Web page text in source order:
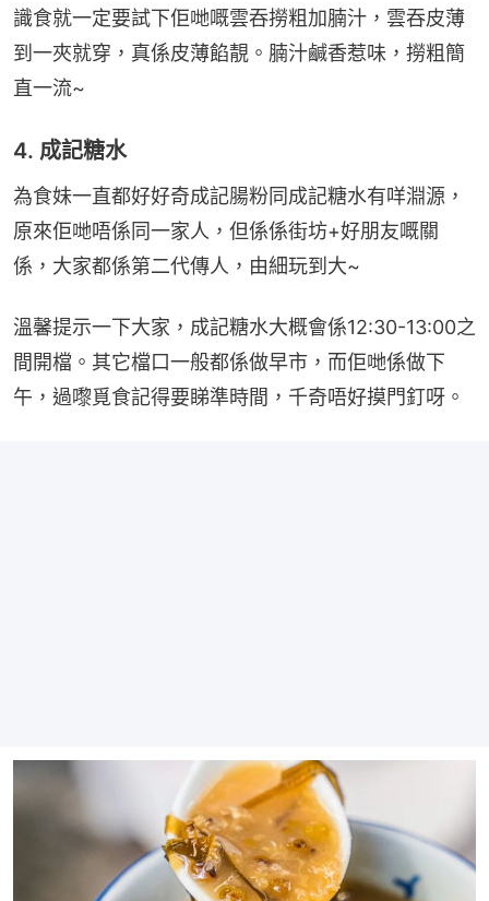
識食就一定要試下佢哋嘅雲吞撈粗加腩汁，雲吞皮薄
到一夾就穿，真係皮薄餡靚。腩汁鹹香惹味，撈粗簡
直一流~
4. 成記糖水
為食妹一直都好好奇成記腸粉同成記糖水有咩淵源，
原來佢哋唔係同一家人，但係係街坊+好朋友嘅關
係，大家都係第二代傳人，由細玩到大~
溫馨提示一下大家，成記糖水大概會係12:30-13:00之
間開檔。其它檔口一般都係做早市，而佢哋係做下
午，過嚟覓食記得要睇準時間，千奇唔好摸門釘呀。